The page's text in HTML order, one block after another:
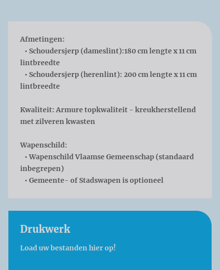
Afmetingen:
• Schoudersjerp (dameslint):180 cm lengte x 11 cm
lintbreedte
• Schoudersjerp (herenlint): 200 cm lengte x 11 cm
lintbreedte
Kwaliteit:Armure topkwaliteit - kreukherstellend
met zilveren kwasten
Wapenschild:
• Wapenschild Vlaamse Gemeenschap (standaard
inbegrepen)
• Gemeente- of Stadswapen is optioneel
Drukwerk
Load uw bestanden hier op!